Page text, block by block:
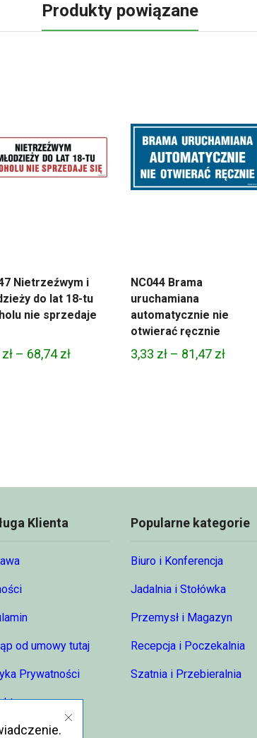
Produkty powiązane
Nietrzeźwym i
do lat 18-tu
nie sprzedaje
zł – 68,74złZakres
NC044 Brama
uruchamiana
automatycznie nie
otwierać ręcznie
3,33 zł – 81,47 złZakres
Klienta
od umowy tutaj
Prywatności
Popularne kategorie
Biuro i Konferencja
Jadalnia i Stołówka
Przemysł i Magazyn
Recepcja i Poczekalnia
Szatnia i Przebieralnia